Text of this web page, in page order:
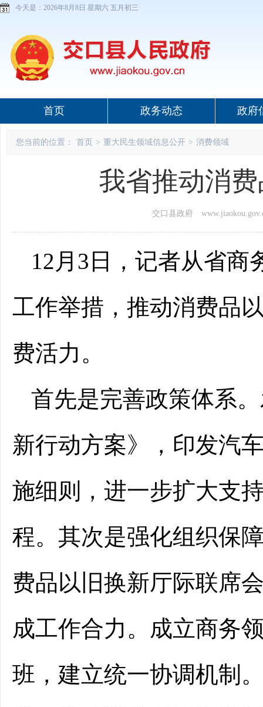
今天是： 2026年8月8日 星期六 五月初三
首页 政务动态 政府
您当前的位置： 首页 > 重大民生领域信息公开 > 消费领域
我省推动消
交口县政府
12月3日，记者从省商
工作举措，推动消费品
费活力。
首先是完善政策体系
新行动方案》，印发汽
施细则，进一步扩大支
程。其次是强化组织保
费品以旧换新厅际联席
成工作合力。成立商务
班，建立统一协调机制